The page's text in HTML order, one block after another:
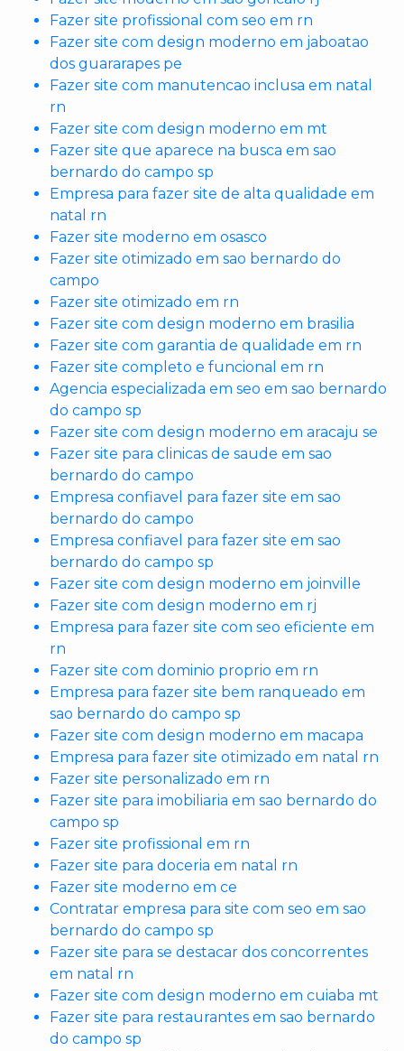
Fazer site profissional com seo em rn
Fazer site com design moderno em jaboatao
dos guararapes pe
Fazer site com manutencao inclusa em natal
rn
Fazer site com design moderno em mt
Fazer site que aparece na busca em sao
bernardo do campo sp
Empresa para fazer site de alta qualidade em
natal rn
Fazer site moderno em osasco
Fazer site otimizado em sao bernardo do
campo
Fazer site otimizado em rn
Fazer site com design moderno em brasilia
Fazer site com garantia de qualidade em rn
Fazer site completo e funcional em rn
Agencia especializada em seo em sao bernardo
do campo sp
Fazer site com design moderno em aracaju se
Fazer site para clinicas de saude em sao
bernardo do campo
Empresa confiavel para fazer site em sao
bernardo do campo
Empresa confiavel para fazer site em sao
bernardo do campo sp
Fazer site com design moderno em joinville
Fazer site com design moderno em rj
Empresa para fazer site com seo eficiente em
rn
Fazer site com dominio proprio em rn
Empresa para fazer site bem ranqueado em
sao bernardo do campo sp
Fazer site com design moderno em macapa
Empresa para fazer site otimizado em natal rn
Fazer site personalizado em rn
Fazer site para imobiliaria em sao bernardo do
campo sp
Fazer site profissional em rn
Fazer site para doceria em natal rn
Fazer site moderno em ce
Contratar empresa para site com seo em sao
bernardo do campo sp
Fazer site para se destacar dos concorrentes
em natal rn
Fazer site com design moderno em cuiaba mt
Fazer site para restaurantes em sao bernardo
do campo sp